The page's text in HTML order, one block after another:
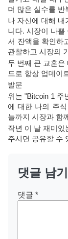
더 많은 실수를 반
나 자신에 대해 내
니다. 시장이 나쁠
서 잔액을 확인하
관찰하고 시장의
두 번째 큰 교훈은
드로 항상 업데이
발문
위는 "Bitcoin 1 주
에 대한 나의 주
늘까지 시장과 함
작년 이 날 재미있
주시면 공유할 수
댓글 남기
댓글 *